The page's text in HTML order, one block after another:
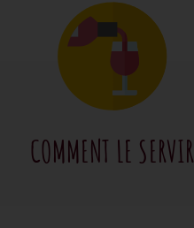
COMMENT LE SERVIR